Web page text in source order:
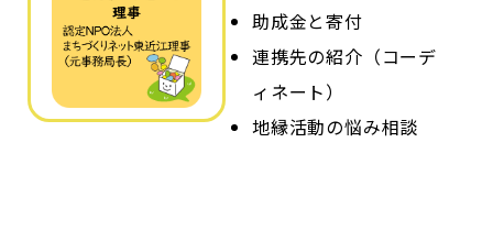
助成金と寄付
連携先の紹介（コーデ
ィネート）
地縁活動の悩み相談